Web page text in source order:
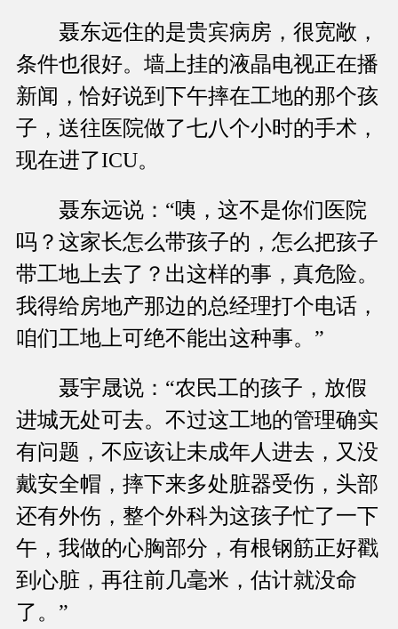
聂东远住的是贵宾病房，很宽敞，
条件也很好。墙上挂的液晶电视正在播
新闻，恰好说到下午摔在工地的那个孩
子，送往医院做了七八个小时的手术，
现在进了ICU。
聂东远说：“咦，这不是你们医院
吗？这家长怎么带孩子的，怎么把孩子
带工地上去了？出这样的事，真危险。
我得给房地产那边的总经理打个电话，
咱们工地上可绝不能出这种事。”
聂宇晟说：“农民工的孩子，放假
进城无处可去。不过这工地的管理确实
有问题，不应该让未成年人进去，又没
戴安全帽，摔下来多处脏器受伤，头部
还有外伤，整个外科为这孩子忙了一下
午，我做的心胸部分，有根钢筋正好戳
到心脏，再往前几毫米，估计就没命
了。”